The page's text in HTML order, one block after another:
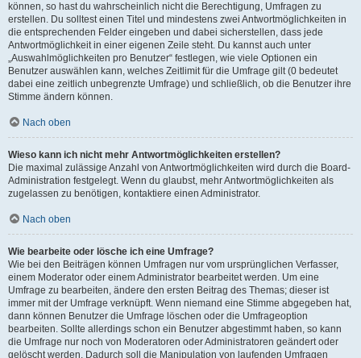
können, so hast du wahrscheinlich nicht die Berechtigung, Umfragen zu
erstellen. Du solltest einen Titel und mindestens zwei Antwortmöglichkeiten in
die entsprechenden Felder eingeben und dabei sicherstellen, dass jede
Antwortmöglichkeit in einer eigenen Zeile steht. Du kannst auch unter
„Auswahlmöglichkeiten pro Benutzer“ festlegen, wie viele Optionen ein
Benutzer auswählen kann, welches Zeitlimit für die Umfrage gilt (0 bedeutet
dabei eine zeitlich unbegrenzte Umfrage) und schließlich, ob die Benutzer ihre
Stimme ändern können.
Nach oben
Wieso kann ich nicht mehr Antwortmöglichkeiten erstellen?
Die maximal zulässige Anzahl von Antwortmöglichkeiten wird durch die Board-
Administration festgelegt. Wenn du glaubst, mehr Antwortmöglichkeiten als
zugelassen zu benötigen, kontaktiere einen Administrator.
Nach oben
Wie bearbeite oder lösche ich eine Umfrage?
Wie bei den Beiträgen können Umfragen nur vom ursprünglichen Verfasser,
einem Moderator oder einem Administrator bearbeitet werden. Um eine
Umfrage zu bearbeiten, ändere den ersten Beitrag des Themas; dieser ist
immer mit der Umfrage verknüpft. Wenn niemand eine Stimme abgegeben hat,
dann können Benutzer die Umfrage löschen oder die Umfrageoption
bearbeiten. Sollte allerdings schon ein Benutzer abgestimmt haben, so kann
die Umfrage nur noch von Moderatoren oder Administratoren geändert oder
gelöscht werden. Dadurch soll die Manipulation von laufenden Umfragen